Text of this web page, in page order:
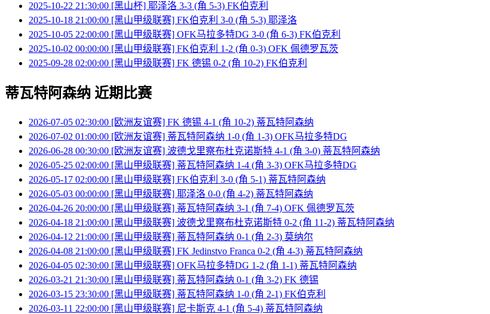
2025-10-22 21:30:00 [黑山杯] 耶泽洛 3-3 (角 5-3) FK伯克利
2025-10-18 21:00:00 [黑山甲级联赛] FK伯克利 3-0 (角 5-3) 耶泽洛
2025-10-05 22:00:00 [黑山甲级联赛] OFK马拉多特DG 3-0 (角 6-3) FK伯克利
2025-10-02 00:00:00 [黑山甲级联赛] FK伯克利 1-2 (角 0-3) OFK 佩德罗瓦茨
2025-09-28 02:00:00 [黑山甲级联赛] FK 德锡 0-2 (角 10-2) FK伯克利
蒂瓦特阿森纳 近期比赛
2026-07-05 02:30:00 [欧洲友谊赛] FK 德锡 4-1 (角 10-2) 蒂瓦特阿森纳
2026-07-02 01:00:00 [欧洲友谊赛] 蒂瓦特阿森纳 1-0 (角 1-3) OFK马拉多特DG
2026-06-28 00:30:00 [欧洲友谊赛] 波德戈里察布杜克诺斯特 4-1 (角 3-0) 蒂瓦特阿森纳
2026-05-25 02:00:00 [黑山甲级联赛] 蒂瓦特阿森纳 1-4 (角 3-3) OFK马拉多特DG
2026-05-17 02:00:00 [黑山甲级联赛] FK伯克利 3-0 (角 5-1) 蒂瓦特阿森纳
2026-05-03 00:00:00 [黑山甲级联赛] 耶泽洛 0-0 (角 4-2) 蒂瓦特阿森纳
2026-04-26 20:00:00 [黑山甲级联赛] 蒂瓦特阿森纳 3-1 (角 7-4) OFK 佩德罗瓦茨
2026-04-18 21:00:00 [黑山甲级联赛] 波德戈里察布杜克诺斯特 0-2 (角 11-2) 蒂瓦特阿森纳
2026-04-12 21:00:00 [黑山甲级联赛] 蒂瓦特阿森纳 0-1 (角 2-3) 莫纳尔
2026-04-08 21:00:00 [黑山甲级联赛] FK Jedinstvo Franca 0-2 (角 4-3) 蒂瓦特阿森纳
2026-04-05 02:30:00 [黑山甲级联赛] OFK马拉多特DG 1-2 (角 1-1) 蒂瓦特阿森纳
2026-03-21 21:30:00 [黑山甲级联赛] 蒂瓦特阿森纳 0-1 (角 3-2) FK 德锡
2026-03-15 23:30:00 [黑山甲级联赛] 蒂瓦特阿森纳 1-0 (角 2-1) FK伯克利
2026-03-11 22:00:00 [黑山甲级联赛] 尼卡斯克 4-1 (角 5-4) 蒂瓦特阿森纳